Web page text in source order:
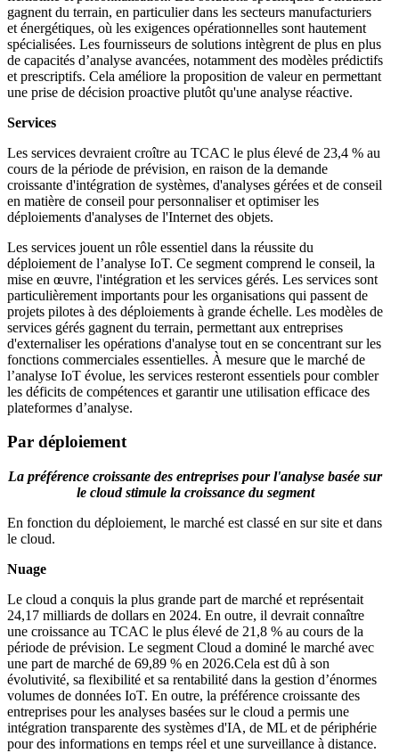
gagnent du terrain, en particulier dans les secteurs manufacturiers
et énergétiques, où les exigences opérationnelles sont hautement
spécialisées. Les fournisseurs de solutions intègrent de plus en plus
de capacités d’analyse avancées, notamment des modèles prédictifs
et prescriptifs. Cela améliore la proposition de valeur en permettant
une prise de décision proactive plutôt qu'une analyse réactive.
Services
Les services devraient croître au TCAC le plus élevé de 23,4 % au
cours de la période de prévision, en raison de la demande
croissante d'intégration de systèmes, d'analyses gérées et de conseil
en matière de conseil pour personnaliser et optimiser les
déploiements d'analyses de l'Internet des objets.
Les services jouent un rôle essentiel dans la réussite du
déploiement de l’analyse IoT. Ce segment comprend le conseil, la
mise en œuvre, l'intégration et les services gérés. Les services sont
particulièrement importants pour les organisations qui passent de
projets pilotes à des déploiements à grande échelle. Les modèles de
services gérés gagnent du terrain, permettant aux entreprises
d'externaliser les opérations d'analyse tout en se concentrant sur les
fonctions commerciales essentielles. À mesure que le marché de
l’analyse IoT évolue, les services resteront essentiels pour combler
les déficits de compétences et garantir une utilisation efficace des
plateformes d’analyse.
Par déploiement
La préférence croissante des entreprises pour l'analyse basée sur
le cloud stimule la croissance du segment
En fonction du déploiement, le marché est classé en sur site et dans
le cloud.
Nuage
Le cloud a conquis la plus grande part de marché et représentait
24,17 milliards de dollars en 2024. En outre, il devrait connaître
une croissance au TCAC le plus élevé de 21,8 % au cours de la
période de prévision. Le segment Cloud a dominé le marché avec
une part de marché de 69,89 % en 2026.Cela est dû à son
évolutivité, sa flexibilité et sa rentabilité dans la gestion d’énormes
volumes de données IoT. En outre, la préférence croissante des
entreprises pour les analyses basées sur le cloud a permis une
intégration transparente des systèmes d'IA, de ML et de périphérie
pour des informations en temps réel et une surveillance à distance.